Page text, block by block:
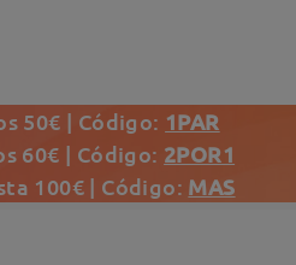
50€ | Código: 1PAR
60€ | Código: 2POR1
100€ | Código: MAS